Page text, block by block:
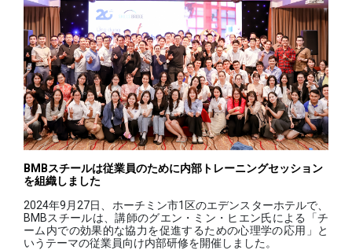
BMBスチールは従業員のために内部トレーニングセッション
を組織しました
2024年9月27日、ホーチミン市1区のエデンスターホテルで、
BMBスチールは、講師のグエン・ミン・ヒエン氏による「チ
ーム内での効果的な協力を促進するための心理学の応用」と
いうテーマの従業員向け内部研修を開催しました。